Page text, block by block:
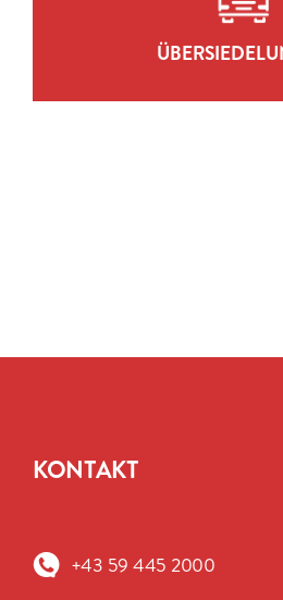
ZUR
KONTAKT
+43 59 445 2000